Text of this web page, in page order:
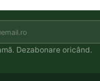
Dezabonare oricând.